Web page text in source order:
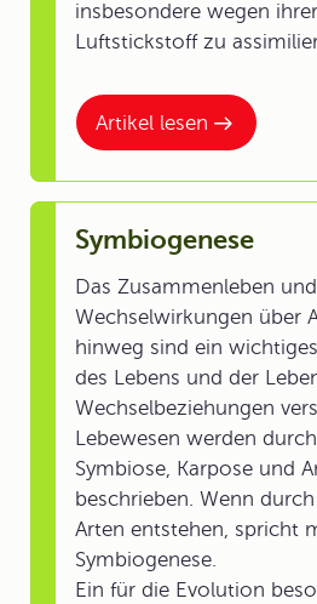
Artikel lesen
insbesondere wegen
Luftstickstoff zu
Symbiogenese
Das Zusammenleben
Wechselwirkungen über
hinweg sind ein
des Lebens und der
Wechselbeziehungen
Lebewesen werden
Symbiose, Karpose und
beschrieben. Wenn
Arten entstehen, spricht
Symbiogenese.
Ein für die Evolution